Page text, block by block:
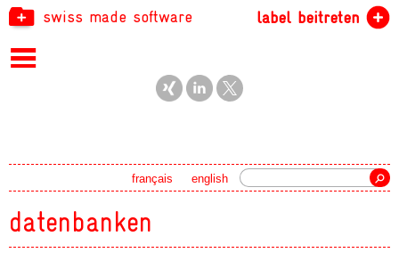
swiss made software label beitreten
english
français
datenbanken